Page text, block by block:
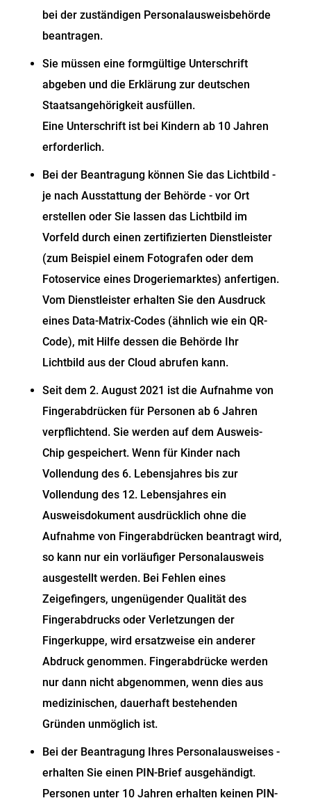
bei der zuständigen Personalausweisbehörde
beantragen.
Sie müssen eine formgültige Unterschrift
abgeben und die Erklärung zur deutschen
Staatsangehörigkeit ausfüllen.
Eine Unterschrift ist bei Kindern ab 10 Jahren
erforderlich.
Bei der Beantragung können Siedas Lichtbild -
je nach Ausstattung der Behörde - vor Ort
erstellen oder Sie lassen das Lichtbild im
Vorfeld durch einen zertifizierten Dienstleister
(zum Beispiel einem Fotografen oder dem
Fotoservice eines Drogeriemarktes) anfertigen.
Vom Dienstleister erhalten Sie den Ausdruck
eines Data-Matrix-Codes (ähnlich wie ein QR-
Code), mit Hilfe dessen die Behörde Ihr
Lichtbild aus der Cloud abrufen kann.
Seit dem 2. August 2021 ist die Aufnahme von
Fingerabdrücken für Personen ab 6 Jahren
verpflichtend. Sie werden auf dem Ausweis-
Chip gespeichert.Wenn für Kinder nach
Vollendung des 6. Lebensjahres bis zur
Vollendung des 12. Lebensjahres ein
Ausweisdokument ausdrücklich ohne die
Aufnahme von Fingerabdrücken beantragt wird,
so kann nur ein vorläufiger Personalausweis
ausgestellt werden. Bei Fehlen eines
Zeigefingers, ungenügender Qualität des
Fingerabdrucks oder Verletzungen der
Fingerkuppe, wird ersatzweise ein anderer
Abdruck genommen. Fingerabdrücke werden
nur dann nicht abgenommen, wenn dies aus
medizinischen, dauerhaft bestehenden
Gründen unmöglich ist.
Bei der Beantragung Ihres Personalausweises -
erhalten Sieeinen PIN-Briefausgehändigt.
Personen unter 10 Jahren erhalten keinen PIN-